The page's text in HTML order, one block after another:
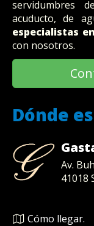
servidumbres
acuducto, de
especialistas
con nosotros.
Dónde
Av.
41018
Cómo llegar.